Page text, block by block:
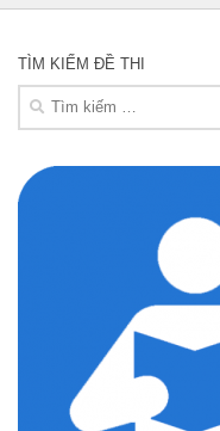
TÌM KIẾM ĐỀ THI
Tìm